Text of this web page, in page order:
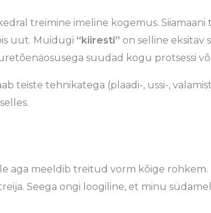
treimine imeline kogemus.
uut. Muidugi “kiiresti” on selline eksitav
suudad kogu protsessi
teiste tehnikatega (plaadi-, ussi-,
aga meeldib treitud vorm kõige
Seega ongi loogiline, et minu